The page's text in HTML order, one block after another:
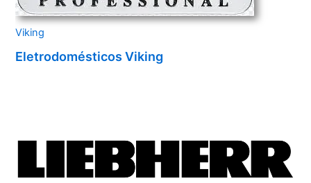
Viking
Eletrodomésticos Viking